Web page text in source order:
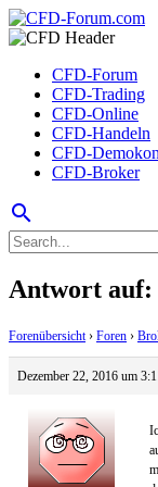
CFD-Forum
CFD-Trading
CFD-Online
CFD-Handeln
CFD-
CFD-Broker
search
Antwort auf:
Forenübersicht › Foren ›
Dezember 22, 2016 um